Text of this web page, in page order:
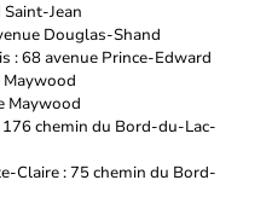
Jean
Douglas-Shand
: 68 avenue Prince-Edward
Maywood
Maywood
chemin du Bord-du-Lac-
Claire : 75 chemin du Bord-